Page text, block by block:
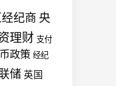
纪商 央
理财 支付
政策 经纪
储 英国